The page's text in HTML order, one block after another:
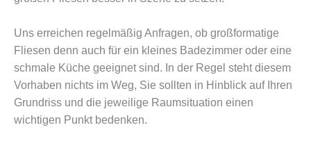
Uns erreichen regelmäßig Anfragen, ob großformatige
Fliesen denn auch für ein kleines Badezimmer oder eine
schmale Küche geeignet sind. In der Regel steht diesem
Vorhaben nichts im Weg, Sie sollten in Hinblick auf Ihren
Grundriss und die jeweilige Raumsituation einen
wichtigen Punkt bedenken.